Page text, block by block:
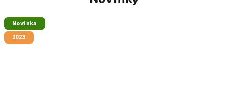
Novinka
2023
Novinka
2023